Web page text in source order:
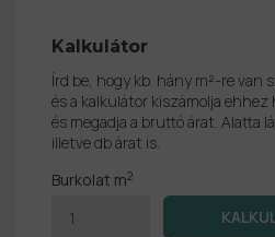
Kalkulátor
Írd be, hogy kb. hány m²-re van
és a kalkulátor kiszámolja
és megadja a bruttó árat. Alatta
illetve db árat is.
Burkolat m2